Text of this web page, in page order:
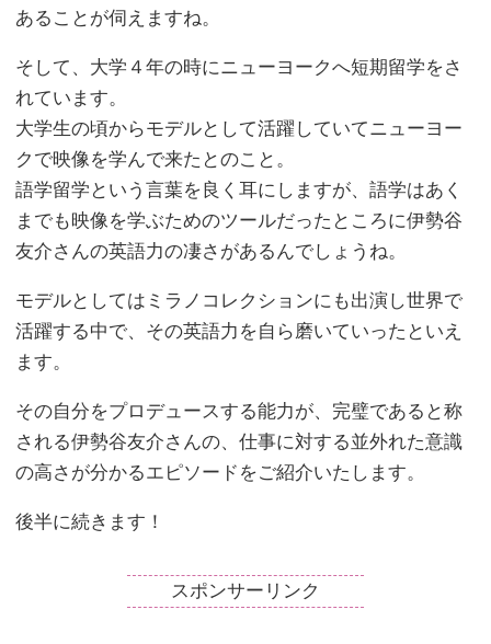
あることが伺えますね。
そして、大学４年の時にニューヨークへ短期留学をさ
れています。
大学生の頃からモデルとして活躍していてニューヨー
クで映像を学んで来たとのこと。
語学留学という言葉を良く耳にしますが、語学はあく
までも映像を学ぶためのツールだったところに伊勢谷
友介さんの英語力の凄さがあるんでしょうね。
モデルとしてはミラノコレクションにも出演し世界で
活躍する中で、その英語力を自ら磨いていったといえ
ます。
その自分をプロデュースする能力が、完璧であると称
される伊勢谷友介さんの、仕事に対する並外れた意識
の高さが分かるエピソードをご紹介いたします。
後半に続きます！
スポンサーリンク